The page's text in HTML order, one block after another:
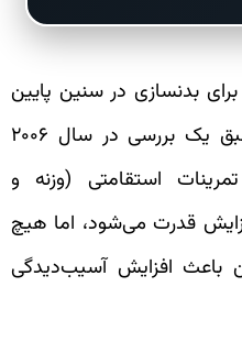
بدنسازی در سنین پایین
فواید زیادی را ذکر کرده‌اند. طبق یک بررسی در سال ۲۰۰۶
استقامتی (وزنه و
قدرت می‌شود، اما هیچ
باعث افزایش آسیب‌دیدگی